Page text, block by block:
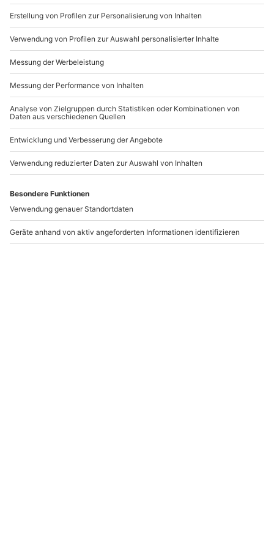
b2b@mydays.de
www.b2b.mydays.de/
Artikelnummer
Andere Produkte entdecken
Kinderfotoshooting
Karlsruhe
Kinder-Fotoshooting
Leverkusen